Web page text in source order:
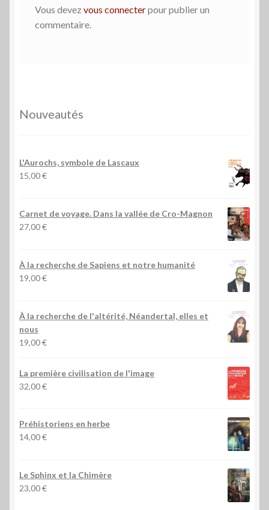
Vous devez vous connecterpour publier un
commentaire.
Nouveautés
L'Aurochs, symbole de Lascaux
15,00€
Carnet de voyage. Dans la vallée de Cro-Magnon
27,00€
À la recherche de Sapiens et notre humanité
19,00€
À la recherche de l'altérité, Néandertal, elles et
nous
19,00€
La première civilisation de l'image
32,00€
Préhistoriens en herbe
14,00€
Le Sphinx et la Chimère
23,00€